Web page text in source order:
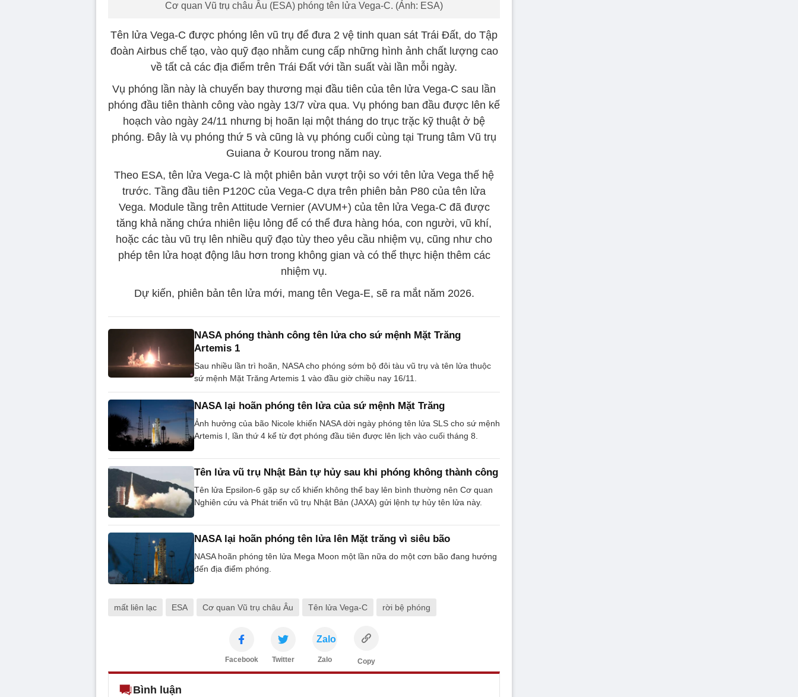
Cơ quan Vũ trụ châu Âu (ESA) phóng tên lửa Vega-C. (Ảnh: ESA)
Tên lửa Vega-C được phóng lên vũ trụ để đưa 2 vệ tinh quan sát Trái Đất, do Tập
đoàn Airbus chế tạo, vào quỹ đạo nhằm cung cấp những hình ảnh chất lượng cao
về tất cả các địa điểm trên Trái Đất với tần suất vài lần mỗi ngày.
Vụ phóng lần này là chuyến bay thương mại đầu tiên của tên lửa Vega-C sau lần
phóng đầu tiên thành công vào ngày 13/7 vừa qua. Vụ phóng ban đầu được lên kế
hoạch vào ngày 24/11 nhưng bị hoãn lại một tháng do trục trặc kỹ thuật ở bệ
phóng. Đây là vụ phóng thứ 5 và cũng là vụ phóng cuối cùng tại Trung tâm Vũ trụ
Guiana ở Kourou trong năm nay.
Theo ESA, tên lửa Vega-C là một phiên bản vượt trội so với tên lửa Vega thế hệ
trước. Tầng đầu tiên P120C của Vega-C dựa trên phiên bản P80 của tên lửa
Vega. Module tầng trên Attitude Vernier (AVUM+) của tên lửa Vega-C đã được
tăng khả năng chứa nhiên liệu lỏng để có thể đưa hàng hóa, con người, vũ khí,
hoặc các tàu vũ trụ lên nhiều quỹ đạo tùy theo yêu cầu nhiệm vụ, cũng như cho
phép tên lửa hoạt động lâu hơn trong không gian và có thể thực hiện thêm các
nhiệm vụ.
Dự kiến, phiên bản tên lửa mới, mang tên Vega-E, sẽ ra mắt năm 2026.
NASA phóng thành công tên lửa cho sứ mệnh Mặt Trăng
Artemis 1
Sau nhiều lần trì hoãn, NASA cho phóng sớm bộ đôi tàu vũ trụ và tên lửa thuộc
sứ mệnh Mặt Trăng Artemis 1 vào đầu giờ chiều nay 16/11.
NASA lại hoãn phóng tên lửa của sứ mệnh Mặt Trăng
Ảnh hưởng của bão Nicole khiến NASA dời ngày phóng tên lửa SLS cho sứ mệnh
Artemis I, lần thứ 4 kể từ đợt phóng đầu tiên được lên lịch vào cuối tháng 8.
Tên lửa vũ trụ Nhật Bản tự hủy sau khi phóng không thành công
Tên lửa Epsilon-6 gặp sự cố khiến không thể bay lên bình thường nên Cơ quan
Nghiên cứu và Phát triển vũ trụ Nhật Bản (JAXA) gửi lệnh tự hủy tên lửa này.
NASA lại hoãn phóng tên lửa lên Mặt trăng vì siêu bão
NASA hoãn phóng tên lửa Mega Moon một lần nữa do một cơn bão đang hướng
đến địa điểm phóng.
mất liên lạc ESA Cơ quan Vũ trụ châu Âu Tên lửa Vega-C rời bệ phóng
Facebook Twitter
Zalo
Zalo Copy
Bình luận